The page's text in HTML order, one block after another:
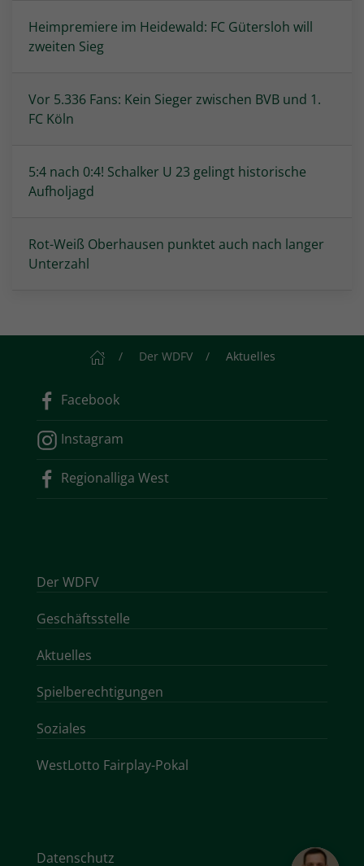
Heimpremiere im Heidewald: FC Gütersloh will
zweiten Sieg
Vor 5.336 Fans: Kein Sieger zwischen BVB und 1.
FC Köln
5:4 nach 0:4! Schalker U 23 gelingt historische
Aufholjagd
Rot-Weiß Oberhausen punktet auch nach langer
Unterzahl
StartseiteDer WDFV Aktuelles
Facebook
Instagram
Regionalliga West
Der WDFV
Geschäftsstelle
Aktuelles
Spielberechtigungen
Soziales
WestLotto Fairplay-Pokal
Datenschutz